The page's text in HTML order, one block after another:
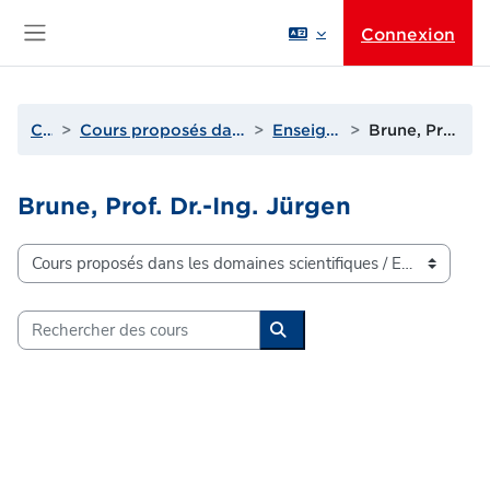
Connexion
Cours Cours proposés dans les domaines scientifiques Enseignants de A à D Brune, Prof. Dr.-Ing. Jürgen
Brune, Prof. Dr.-Ing. Jürgen
Catégories de cours
Rechercher des cours
Rechercher des cours